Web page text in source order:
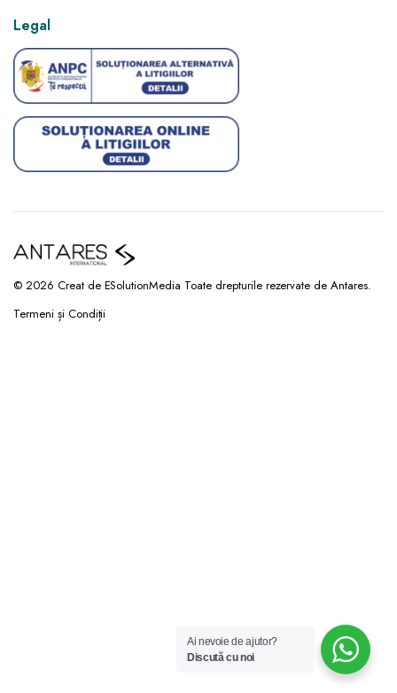
Legal
© 2026 Creat de ESolutionMedia Toate drepturile rezervate de Antares.
Termeni și Condiții
Ai nevoie de ajutor?
Discută cu noi